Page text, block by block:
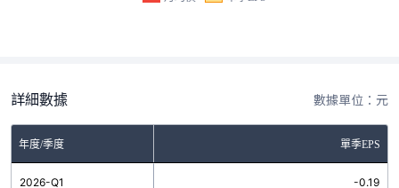
詳細數據 數據單位：元
年度/季度 單季EPS
2026-Q1 -0.19